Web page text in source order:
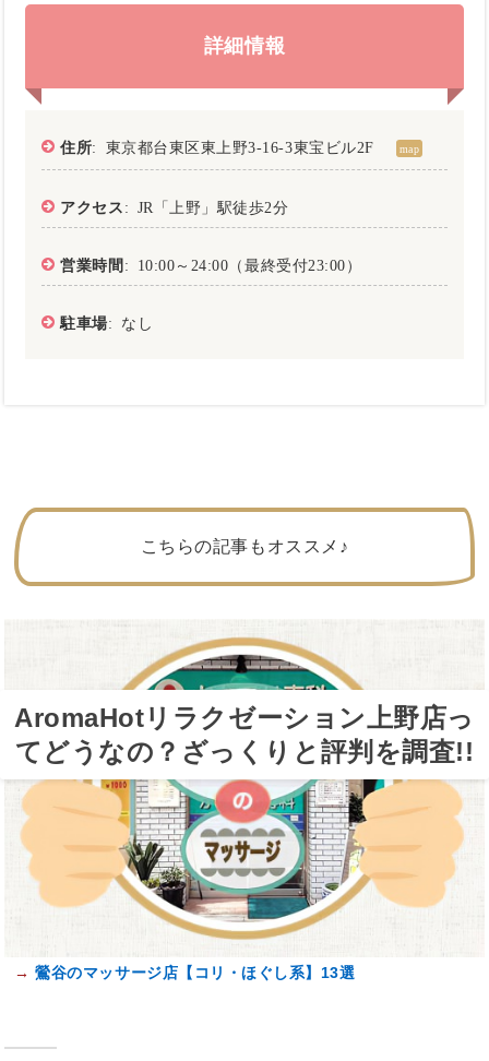
AromaHotリラクゼーション上野店っ
てどうなの？ざっくりと評判を調査!!
詳細情報
住所: 東京都台東区東上野3-16-3東宝ビル2F map
アクセス : JR「上野」駅徒歩2分
営業時間 : 10:00～24:00（最終受付23:00）
駐車場: なし
こちらの記事もオススメ♪
→ 鶯谷のマッサージ店【コリ・ほぐし系】13選